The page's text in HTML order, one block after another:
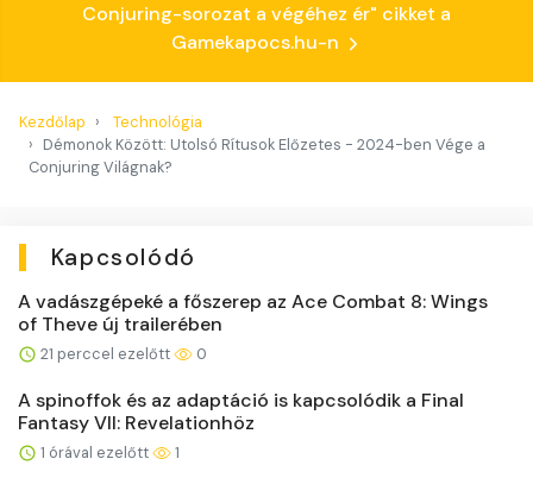
Conjuring-sorozat a végéhez ér" cikket a
Gamekapocs.hu-n
Kezdőlap
Technológia
Démonok Között: Utolsó Rítusok Előzetes - 2024-ben Vége a
Conjuring Világnak?
Kapcsolódó
A vadászgépeké a főszerep az Ace Combat 8: Wings
of Theve új trailerében
21 perccel ezelőtt 0
A spinoffok és az adaptáció is kapcsolódik a Final
Fantasy VII: Revelationhöz
1 órával ezelőtt 1